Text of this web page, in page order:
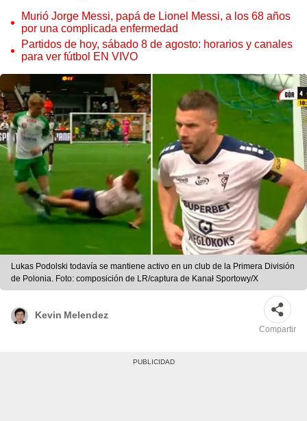
Murió Jorge Messi, papá de Lionel Messi, a los 68 años
por una complicada enfermedad
Partidos de hoy, sábado 8 de agosto: horarios y canales
para ver fútbol EN VIVO
Lukas Podolski todavía se mantiene activo en un club de la Primera División
de Polonia. Foto: composición de LR/captura de Kanał Sportowy/X
Kevin Melendez
Compartir